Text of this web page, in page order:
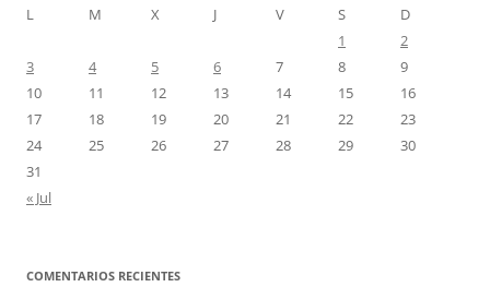
L
M X J V S
D
1
2
3
4 5 6 7 8
9
10
11 12 13 14 15
16
17
18 19 20 21 22
23
24
25 26 27 28 29
30
31
« Jul
COMENTARIOS RECIENTES